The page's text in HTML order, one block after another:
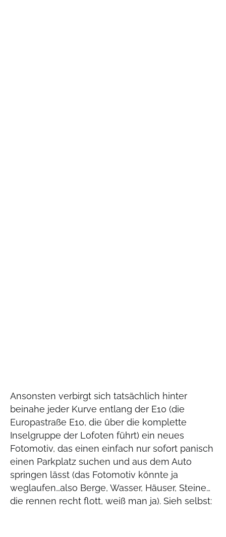
Ansonsten verbirgt sich tatsächlich hinter
beinahe jeder Kurve entlang der E10 (die
Europastraße E10, die über die komplette
Inselgruppe der Lofoten führt) ein neues
Fotomotiv, das einen einfach nur sofort panisch
einen Parkplatz suchen und aus dem Auto
springen lässt (das Fotomotiv könnte ja
weglaufen…also Berge, Wasser, Häuser, Steine…
die rennen recht flott, weiß man ja). Sieh selbst: